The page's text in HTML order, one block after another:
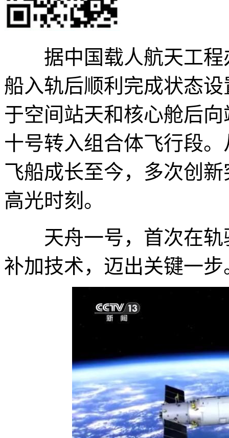
据中国载人航天工程
船入轨后顺利完成状态
于空间站天和核心舱后
十号转入组合体飞行段
飞船成长至今，多次创
高光时刻。
天舟一号，首次在轨
补加技术，迈出关键一步